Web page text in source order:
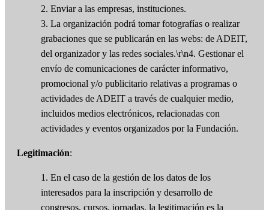
2. Enviar a las empresas, instituciones.
3. La organización podrá tomar fotografías o realizar
grabaciones que se publicarán en las webs: de ADEIT,
del organizador y las redes sociales.\r\n4. Gestionar el
envío de comunicaciones de carácter informativo,
promocional y/o publicitario relativas a programas o
actividades de ADEIT a través de cualquier medio,
incluidos medios electrónicos, relacionadas con
actividades y eventos organizados por la Fundación.
Legitimación:
1. En el caso de la gestión de los datos de los
interesados para la inscripción y desarrollo de
congresos, cursos, jornadas, la legitimación es la